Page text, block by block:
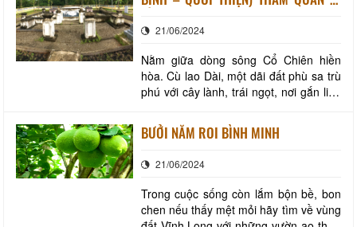
lịch nông nghiệp, du lịch làng nghề….
THẦN THOẠI NGỌC HẦU
21/06/2024
Nằm giữa dòng sông Cổ Chiên hiền
hòa. Cù lao Dài, một dãi đất phù sa trù
phú với cây lành, trái ngọt, nơi gắn liền
lâu đời của thời kỳ khai hoang, lập ấp.
Đến nơi đây, du khách sẽ được tham
thức món ăn dân dã, đặc sản ở địa phư
BƯỞI NĂM ROI BÌNH MINH
21/06/2024
Trong cuộc sống còn lắm bộn bề, bon
chen nếu thấy mệt mỏi hãy tìm về vùng